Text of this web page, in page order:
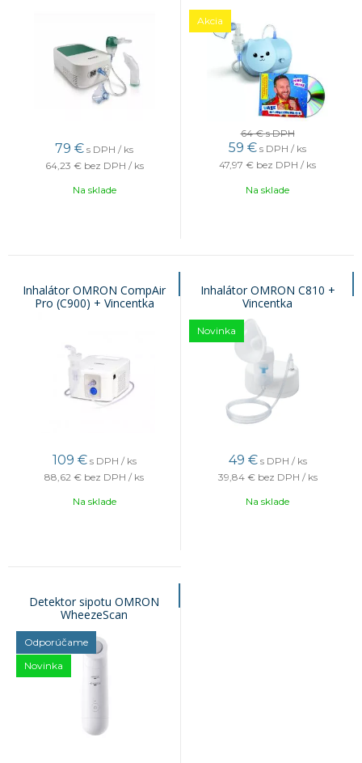
79 € s DPH / ks
64,23 € bez DPH / ks
Na sklade
Akcia
64 €s DPH
59 € s DPH / ks
47,97 € bez DPH / ks
Na sklade
Inhalátor OMRON CompAir
Pro (C900) + Vincentka
109 € s DPH / ks
88,62 € bez DPH / ks
Na sklade
Inhalátor OMRON C810 +
Vincentka
Novinka
49 € s DPH / ks
39,84 € bez DPH / ks
Na sklade
Detektor sipotu OMRON
WheezeScan
Odporúčame
Novinka